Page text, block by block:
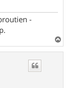
-
a